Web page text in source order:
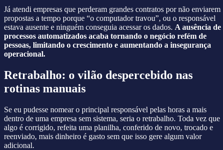
Já atendi empresas que perderam grandes contratos por não enviarem
propostas a tempo porque “o computador travou”, ou o responsável
estava ausente e ninguém conseguia acessar os dados. A ausência de
processos automatizados acaba tornando o negócio refém de
pessoas, limitando o crescimento e aumentando a insegurança
operacional.
Retrabalho: o vilão despercebido nas
rotinas manuais
Se eu pudesse nomear o principal responsável pelas horas a mais
dentro de uma empresa sem sistema, seria o retrabalho. Toda vez que
algo é corrigido, refeita uma planilha, conferido de novo, trocado e
reenviado, mais dinheiro é gasto sem que isso gere algum valor
adicional.